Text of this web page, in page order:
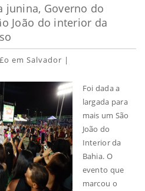
junina, Governo do
João do interior da
em Salvador |
Foi dada a
largada para
mais um São
João do
Interior da
Bahia. O
evento que
marcou o